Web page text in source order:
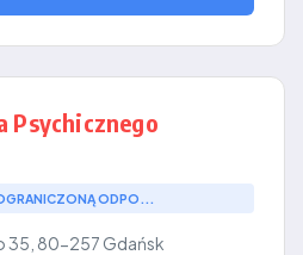
Psychicznego
ODPO...
35, 80-257 Gdańsk